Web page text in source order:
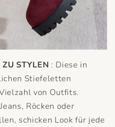
STYLEN : Diese in
Stiefeletten
von Outfits.
Röcken oder
schicken Look für jede